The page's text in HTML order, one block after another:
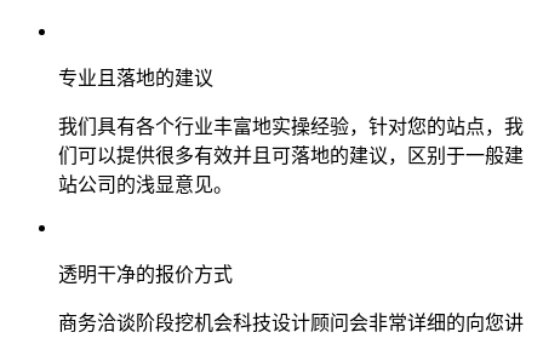
专业且落地的建议
我们具有各个行业丰富地实操经验，针对您的站点，我
们可以提供很多有效并且可落地的建议，区别于一般建
站公司的浅显意见。
透明干净的报价方式
商务洽谈阶段挖机会科技设计顾问会非常详细的向您讲